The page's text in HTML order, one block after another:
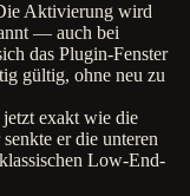
Aktivierung wird
— auch bei
das Plugin-Fenster
gültig, ohne neu zu
exakt wie die
er die unteren
Low-End-